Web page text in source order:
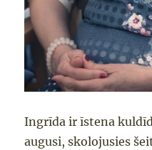
Ingrīda ir īstena
augusi, skolojusies